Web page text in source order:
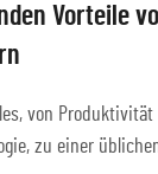
Vorteile
von Produktivität
zu einer